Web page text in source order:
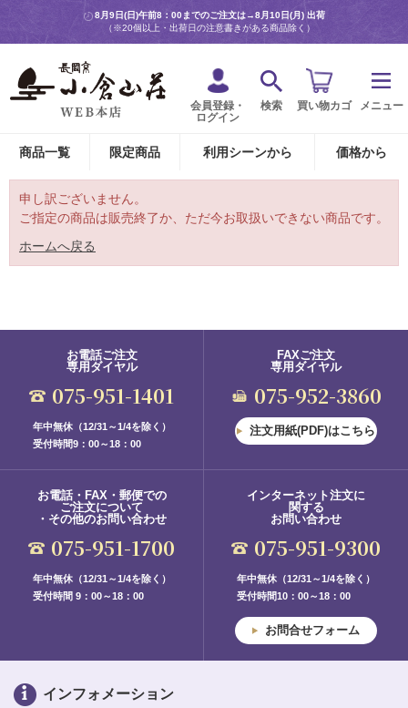
8月9日(日)午前8：00までのご注文は→8月10日(月) 出荷
（※20個以上・出荷日の注意書きがある商品除く）
会員登録・
ログイン
検索 買い物カゴ メニュー
商品一覧 限定商品 利用シーンから 価格から
申し訳ございません。
ご指定の商品は販売終了か、ただ今お取扱いできない商品です。
ホームへ戻る
お電話ご注文
専用ダイヤル
075-951-1401
年中無休（12/31～1/4を除く）
受付時間9：00～18：00
FAXご注文
専用ダイヤル
075-952-3860
注文用紙(PDF)はこちら
お電話・FAX・郵便での
ご注文について
・その他のお問い合わせ
075-951-1700
年中無休（12/31～1/4を除く）
受付時間 9：00～18：00
インターネット注文に
関する
お問い合わせ
075-951-9300
年中無休（12/31～1/4を除く）
受付時間10：00～18：00
お問合せフォーム
インフォメーション